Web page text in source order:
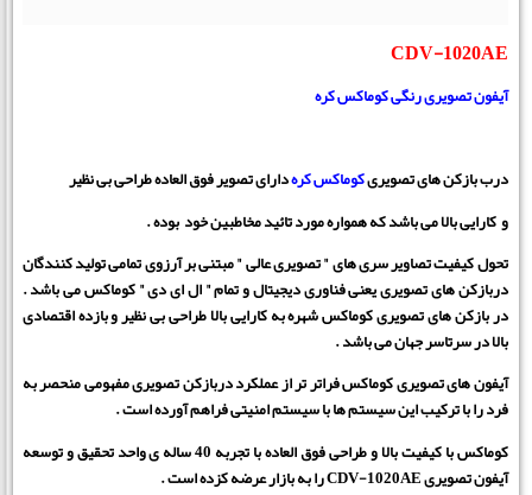
CDV-1020AE
آیفون تصویری رنگی کوماکس کره
درب بازکن های تصویریکوماکس کرهدارای تصویر فوق العاده طراحی بی نظیر
و کارایی بالا می باشد که همواره مورد تائید مخاطبین خود بوده .
تحول کیفیت تصاویر سری های " تصویری عالی " مبتنی بر آرزوی تمامی تولید کنندگان
دربازکن های تصویری یعنی فناوری دیجیتال و تمام " ال ای دی " کوماکس می باشد .
در بازکن های تصویری کوماکس شهره به کارایی بالا طراحی بی نظیر و بازده اقتصادی
بالا در سرتاسر جهان می باشد .
آیفون های تصویری کوماکس فراتر تر از عملکرد دربازکن تصویری مفهومی منحصر به
فرد را با ترکیب این سیستم ها با سیستم امنیتی فراهم آورده است .
کوماکس با کیفیت بالا و طراحی فوق العاده با تجربه 40 ساله ی واحد تحقیق و توسعه
آیفون تصویری CDV-1020AE را به بازار عرضه کزده است .